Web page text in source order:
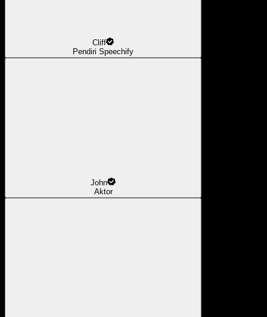
Cliff
Pendiri Speechify
John
Aktor